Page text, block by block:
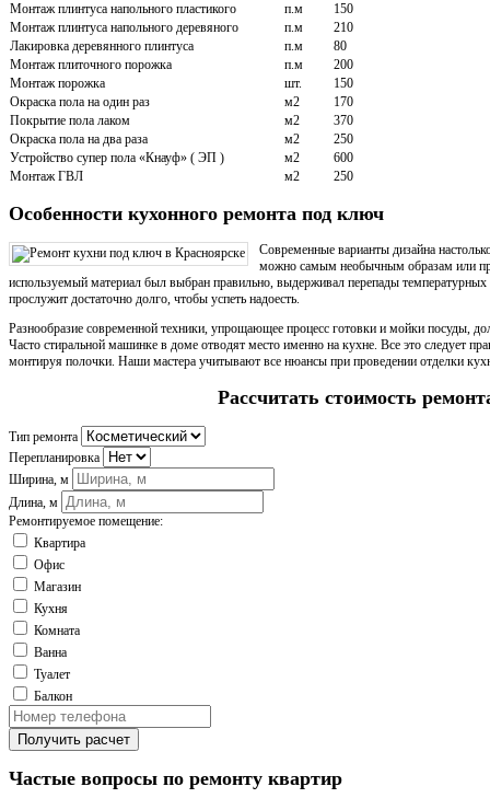
Монтаж плинтуса напольного пластикого
п.м
150
Монтаж плинтуса напольного деревяного
п.м
210
Лакировка деревянного плинтуса
п.м
80
Монтаж плиточного порожка
п.м
200
Монтаж порожка
шт.
150
Окраска пола на один раз
м2
170
Покрытие пола лаком
м2
370
Окраска пола на два раза
м2
250
Устройство супер пола «Кнауф» ( ЭП )
м2
600
Монтаж ГВЛ
м2 250
Особенности кухонного ремонта под ключ
Современные варианты дизайна
можно самым необычным образам или
используемый материал был выбран правильно, выдерживал перепады
прослужит достаточно долго, чтобы успеть надоесть.
Разнообразие современной техники, упрощающее процесс готовки и мойки посуды,
Часто стиральной машинке в доме отводят место именно на кухне. Все это следует
монтируя полочки. Наши мастера учитывают все нюансы при проведении отделки
Рассчитать стоимость
Тип ремонта
Перепланировка
Ширина, м
Длина, м
Ремонтируемое помещение:
Квартира
Офис
Магазин
Кухня
Комната
Ванна
Туалет
Балкон
Получить расчет
Частые вопросы по ремонту квартир